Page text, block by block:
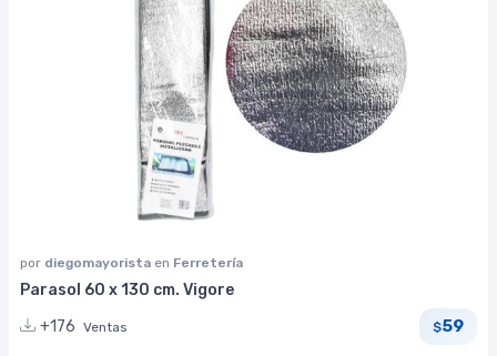
por diegomayorista en Ferretería
Parasol 60 x 130 cm. Vigore
+176 Ventas $59